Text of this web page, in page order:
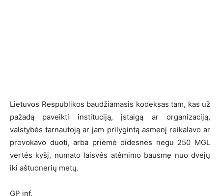
Lietuvos Respublikos baudžiamasis kodeksas tam, kas už
pažadą paveikti instituciją, įstaigą ar organizaciją,
valstybės tarnautoją ar jam prilygintą asmenį reikalavo ar
provokavo duoti, arba priėmė didesnės negu 250 MGL
vertės kyšį, numato laisvės atėmimo bausmę nuo dvejų
iki aštuonerių metų.
GP inf.